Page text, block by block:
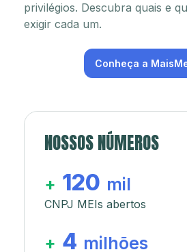
privilégios. Descubra quais e
exigir cada um.
Conheça a
NOSSOS NÚMEROS
+ 120 mil
CNPJ MEIs abertos
+ 4 milhões